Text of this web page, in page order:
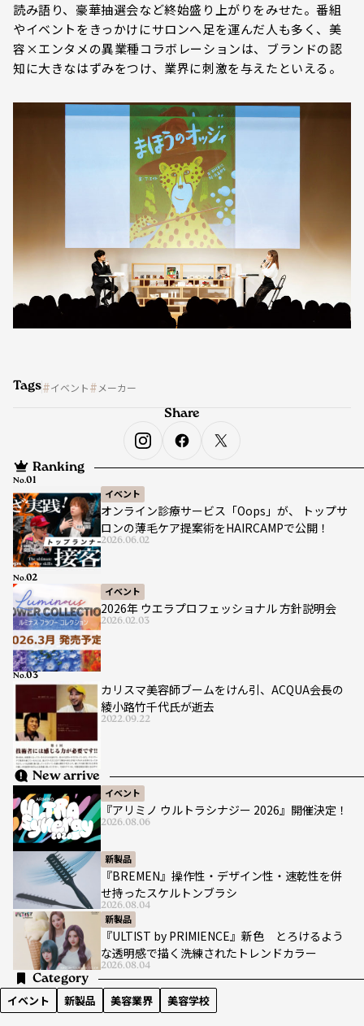
読み語り、豪華抽選会など終始盛り上がりをみせた。番組
やイベントをきっかけにサロンへ足を運んだ人も多く、美
容×エンタメの異業種コラボレーションは、ブランドの認
知に大きなはずみをつけ、業界に刺激を与えたといえる。
Tags イベント メーカー
Ranking
イベント
オンライン診療サービス「Oops」が、 トップサ
ロンの薄毛ケア提案術をHAIRCAMPで公開！
2026.06.02
No.
イベント
2026年 ウエラプロフェッショナル 方針説明会
2026.02.03
No.
カリスマ美容師ブームをけん引、ACQUA会長の
綾小路竹千代氏が逝去
2022.09.22
No.
New arrive
イベント
『アリミノ ウルトラシナジー 2026』開催決定！
2026.08.06
新製品
『BREMEN』操作性・デザイン性・速乾性を併
せ持ったスケルトンブラシ
2026.08.04
新製品
『ULTIST by PRIMIENCE』新色 とろけるよう
な透明感で描く洗練されたトレンドカラー
2026.08.04
Category
イベント 新製品 美容業界 美容学校
Share